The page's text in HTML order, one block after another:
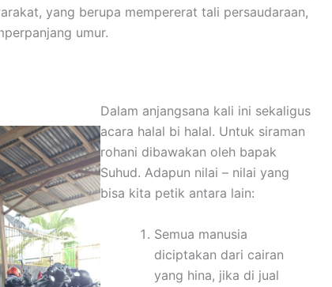
yang berupa mempererat tali persaudaraan,
umur.
Dalam anjangsana kali ini sekaligus
acara halal bi halal. Untuk siraman
rohani dibawakan oleh bapak
Suhud. Adapun nilai – nilai yang
bisa kita petik antara lain:
Semua manusia
diciptakan dari cairan
yang hina, jika di jual